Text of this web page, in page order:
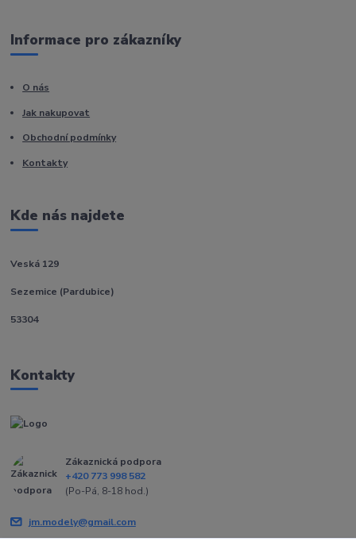
Informace pro zákazníky
O nás
Jak nakupovat
Obchodní podmínky
Kontakty
Kde nás najdete
Veská 129
Sezemice (Pardubice)
53304
Kontakty
Zákaznická podpora
+420 773 998 582
(Po-Pá, 8-18 hod.)
jm.modely@gmail.com